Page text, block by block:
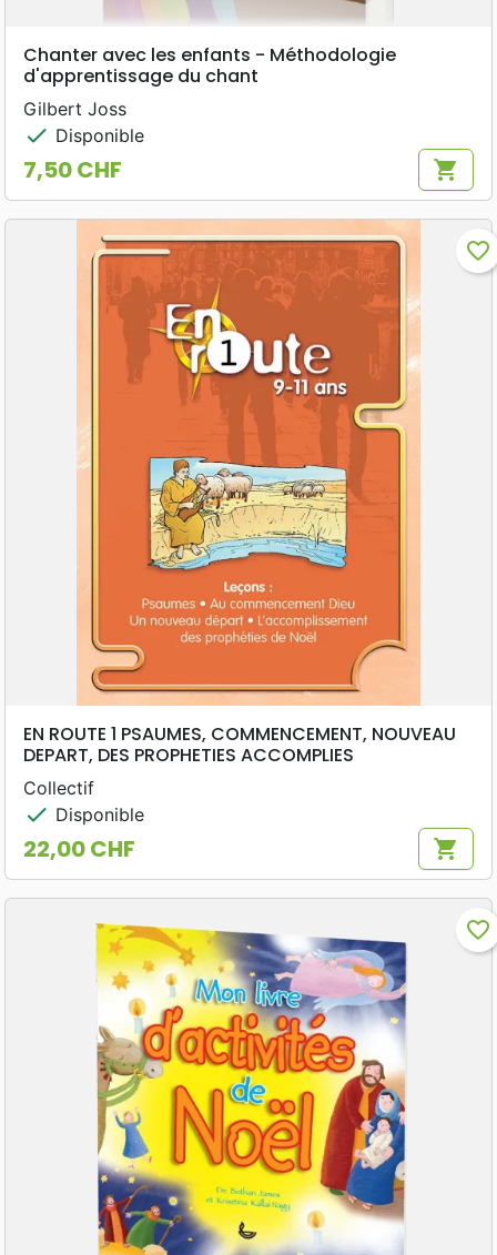
Chanter avec les enfants - Méthodologie
d'apprentissage du chant
Gilbert Joss
check Disponible
Prix
7,50 CHF shopping_cart
favorite_border
EN ROUTE 1 PSAUMES, COMMENCEMENT, NOUVEAU
DEPART, DES PROPHETIES ACCOMPLIES
Collectif
check Disponible
Prix
22,00 CHF shopping_cart
favorite_border